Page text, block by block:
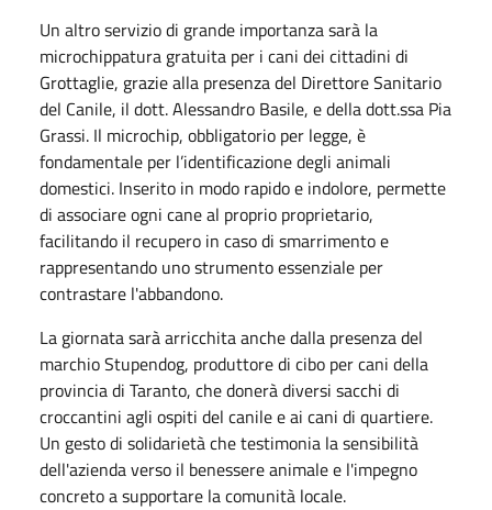
Un altro servizio di grande importanza sarà la
microchippatura gratuita per i cani dei cittadini di
Grottaglie, grazie alla presenza del Direttore Sanitario
del Canile, il dott. Alessandro Basile, e della dott.ssa Pia
Grassi. Il microchip, obbligatorio per legge, è
fondamentale per l’identificazione degli animali
domestici. Inserito in modo rapido e indolore, permette
di associare ogni cane al proprio proprietario,
facilitando il recupero in caso di smarrimento e
rappresentando uno strumento essenziale per
contrastare l'abbandono.
La giornata sarà arricchita anche dalla presenza del
marchio Stupendog, produttore di cibo per cani della
provincia di Taranto, che donerà diversi sacchi di
croccantini agli ospiti del canile e ai cani di quartiere.
Un gesto di solidarietà che testimonia la sensibilità
dell'azienda verso il benessere animale e l'impegno
concreto a supportare la comunità locale.